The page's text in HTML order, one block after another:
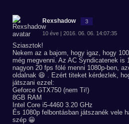
Rexshadow 3
10 éve | 2016. 06. 06. 14:07:35
Sziasztok!
Nekem az a bajom, hogy igaz, hogy
még megvenni. Az AC Syndicatenek is
nagyon 20 fps fölé menni 1080p-ben,
oldalnak 😆 . Ezért titeket kérdezlek,
játszani ezzel:
Geforce GTX750 (nem Ti!)
8GB RAM
Intel Core i5-4460 3.20 GHz
És 1080p felbontásban játszanék vele
szép 😀